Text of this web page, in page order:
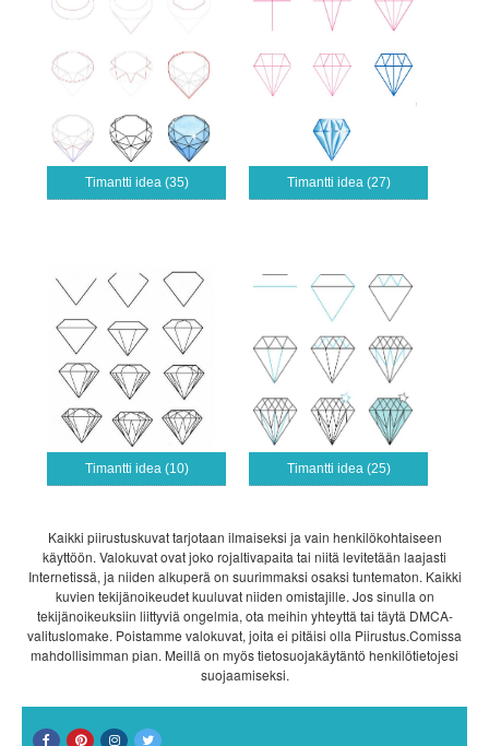
Timantti idea (35) Timantti idea (27)
Timantti idea (10) Timantti idea (25)
Kaikki piirustuskuvat tarjotaan ilmaiseksi ja vain henkilökohtaiseen
käyttöön. Valokuvat ovat joko rojaltivapaita tai niitä levitetään laajasti
Internetissä, ja niiden alkuperä on suurimmaksi osaksi tuntematon. Kaikki
kuvien tekijänoikeudet kuuluvat niiden omistajille. Jos sinulla on
tekijänoikeuksiin liittyviä ongelmia, ota meihin yhteyttä tai täytä DMCA-
valituslomake. Poistamme valokuvat, joita ei pitäisi olla Piirustus.Comissa
mahdollisimman pian. Meillä on myös tietosuojakäytäntö henkilötietojesi
suojaamiseksi.